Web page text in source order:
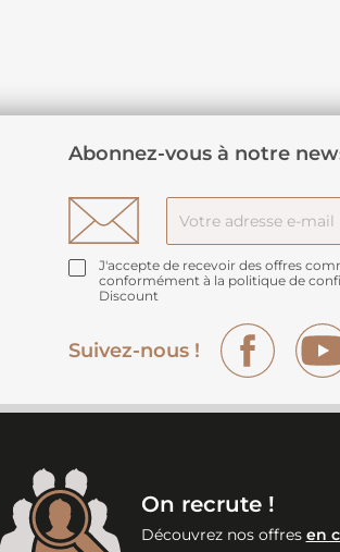
Abonnez-vous à notre
J'accepte de recevoir des offres
conformément à la politique de
Discount
Suivez-nous !
On recrute !
Découvrez nos offres en